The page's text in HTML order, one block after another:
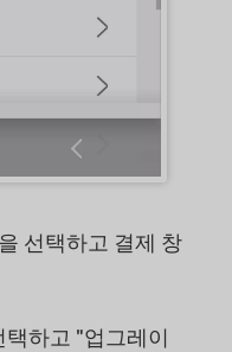
선택하고 결제 창
하고 "업그레이